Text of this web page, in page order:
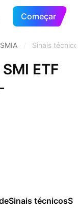
Começar
SMIA Sinais
ETF
Sinais técnicos